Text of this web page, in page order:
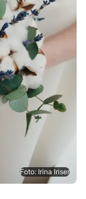
Foto: Irina Iriser